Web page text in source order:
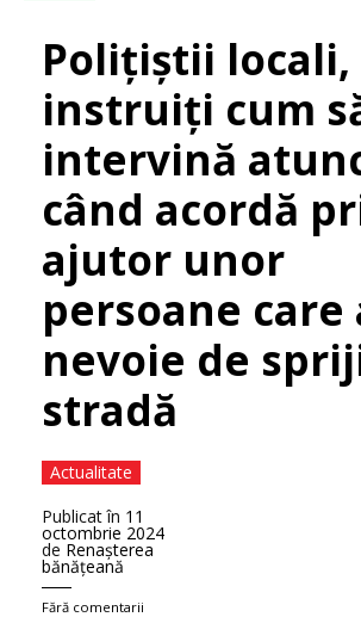
Polițiștii locali,
instruiți cum
intervină
când acordă
ajutor unor
persoane care
nevoie de
stradă
Actualitate
Publicat în 11
octombrie 2024
de Renaşterea
bănăţeană
Fără comentarii